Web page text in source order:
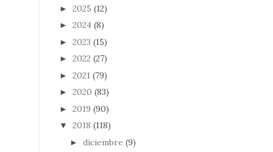
► 2025 (12)
► 2024 (8)
► 2023 (15)
► 2022 (27)
► 2021 (79)
► 2020 (83)
► 2019 (90)
▼ 2018 (118)
► diciembre (9)